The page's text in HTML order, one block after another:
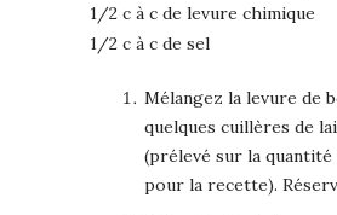
1/2 c à c de levure chimique
1/2 c à c de sel
Mélangez la levure de
quelques cuillères de
(prélevé sur la
pour la recette).